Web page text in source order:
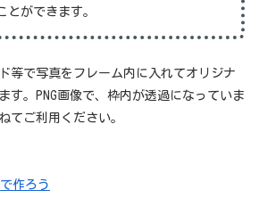
とができます。
等で写真をフレーム内に入れてオリジナ
す。PNG画像で、枠内が透過になっていま
てご利用ください。
作ろう